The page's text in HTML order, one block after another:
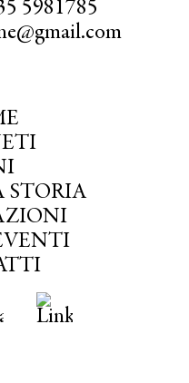
5981785
STORIA